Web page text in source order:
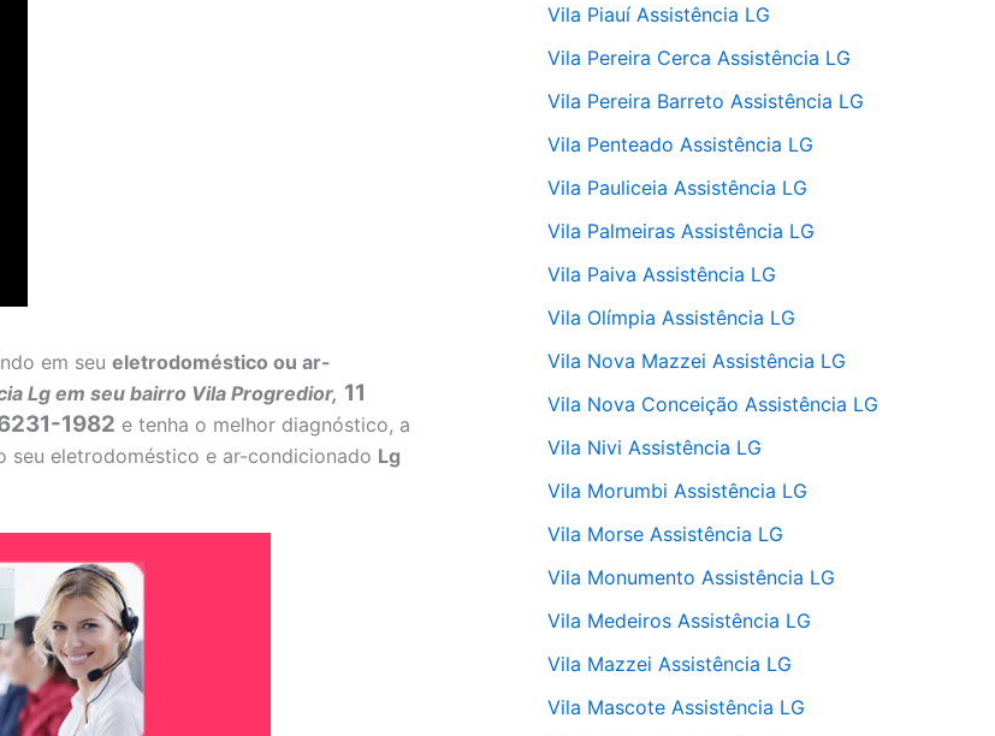
em seu eletrodoméstico ou ar-
Lg em seu bairro Vila Progredior, 11
1982 e tenha o melhor diagnóstico, a
seu eletrodoméstico e ar-condicionado Lg
Vila Piauí Assistência LG
Vila Pereira Cerca Assistência LG
Vila Pereira Barreto Assistência LG
Vila Penteado Assistência LG
Vila Pauliceia Assistência LG
Vila Palmeiras Assistência LG
Vila Paiva Assistência LG
Vila Olímpia Assistência LG
Vila Nova Mazzei Assistência LG
Vila Nova Conceição Assistência LG
Vila Nivi Assistência LG
Vila Morumbi Assistência LG
Vila Morse Assistência LG
Vila Monumento Assistência LG
Vila Medeiros Assistência LG
Vila Mazzei Assistência LG
Vila Mascote Assistência LG